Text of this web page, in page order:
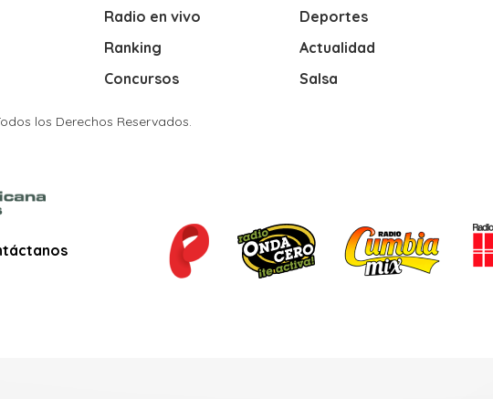
Radio en vivo
Ranking
Concursos
Deportes
Actualidad
Salsa
los Derechos Reservados.